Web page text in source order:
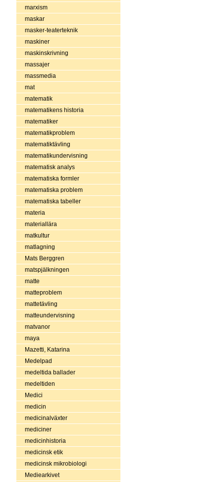
marxism
maskar
masker-teaterteknik
maskiner
maskinskrivning
massajer
massmedia
mat
matematik
matematikens historia
matematiker
matematikproblem
matematiktävling
matematikundervisning
matematisk analys
matematiska formler
matematiska problem
matematiska tabeller
materia
materiallära
matkultur
matlagning
Mats Berggren
matspjälkningen
matte
matteproblem
mattetävling
matteundervisning
matvanor
maya
Mazetti, Katarina
Medelpad
medeltida ballader
medeltiden
Medici
medicin
medicinalväxter
mediciner
medicinhistoria
medicinsk etik
medicinsk mikrobiologi
Mediearkivet